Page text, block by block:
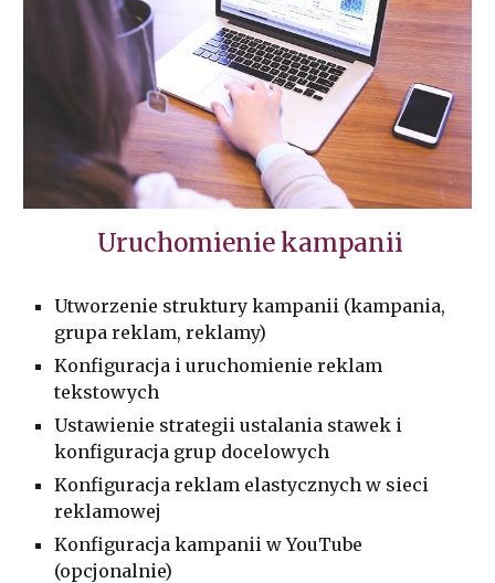
Uruchomieniekampanii
Utworzenie struktury kampanii (kampania,
grupa reklam, reklamy)
Konfiguracja i uruchomienie reklam
tekstowych
Ustawienie strategii ustalania stawek i
konfiguracja grup docelowych
Konfiguracja reklam elastycznych w sieci
reklamowej
Konfiguracja kampanii w YouTube
(opcjonalnie)